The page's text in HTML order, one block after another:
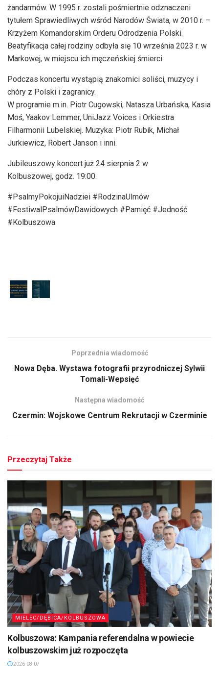
żandarmów. W 1995 r. zostali pośmiertnie odznaczeni
tytułem Sprawiedliwych wśród Narodów Świata, w 2010 r. –
Krzyżem Komandorskim Orderu Odrodzenia Polski.
Beatyfikacja całej rodziny odbyła się 10 września 2023 r. w
Markowej, w miejscu ich męczeńskiej śmierci.
Podczas koncertu wystąpią znakomici soliści, muzycy i
chóry z Polski i zagranicy.
W programie m.in. Piotr Cugowski, Natasza Urbańska, Kasia
Moś, Yaakov Lemmer, UniJazz Voices i Orkiestra
Filharmonii Lubelskiej. Muzyka: Piotr Rubik, Michał
Jurkiewicz, Robert Janson i inni.
Jubileuszowy koncert już 24 sierpnia 2 w
Kolbuszowej, godz. 19:00.
#PsalmyPokojuiNadziei #RodzinaUlmów
#FestiwalPsalmówDawidowych #Pamięć #Jedność
#Kolbuszowa
Poprzednia wiadomość
Nowa Dęba. Wystawa fotografii przyrodniczej Sylwii
Tomali-Wepsięć
Następna wiadomość
Czermin: Wojskowe Centrum Rekrutacji w Czerminie
Przeczytaj Także
MIELEC/DĘBICA/KOLBUSZOWA
Kolbuszowa: Kampania referendalna w powiecie
kolbuszowskim już rozpoczęta
2026-08-07